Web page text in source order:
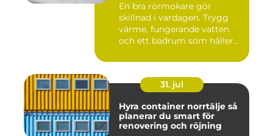
En bra rörmokare gör
skillnad i vardagen. Trygg
värme, fungerande vatten
och ett badrum som håller
31. jul
Hyra container norrtälje så
planerar du smart för
renovering och röjning